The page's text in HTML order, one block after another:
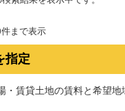
まで表示
指定
・賃貸土地の賃料と希望